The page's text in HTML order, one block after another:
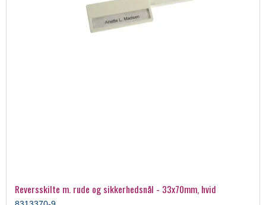
Reversskilte m. rude og sikkerhedsnål - 33x70mm, hvid